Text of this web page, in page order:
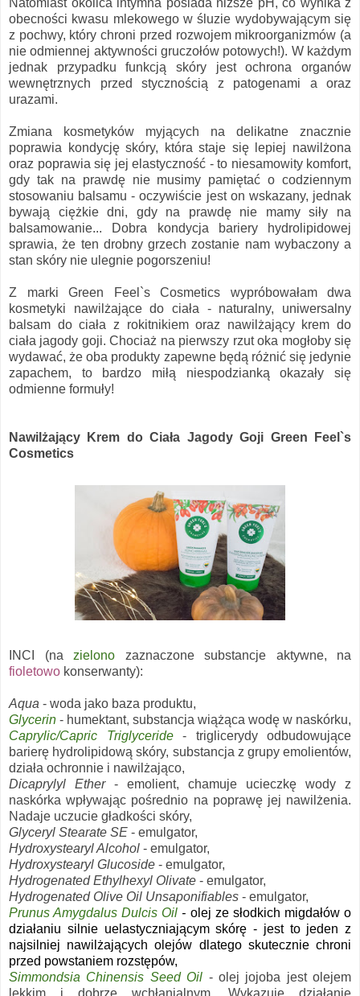
Natomiast okolica intymna posiada niższe pH, co wynika z
obecności kwasu mlekowego w śluzie wydobywającym się
z pochwy, który chroni przed rozwojem mikroorganizmów (a
nie odmiennej aktywności gruczołów potowych!). W każdym
jednak przypadku funkcją skóry jest ochrona organów
wewnętrznych przed stycznością z patogenami a oraz
urazami.
Zmiana kosmetyków myjących na delikatne znacznie
poprawia kondycję skóry, która staje się lepiej nawilżona
oraz poprawia się jej elastyczność - to niesamowity komfort,
gdy tak na prawdę nie musimy pamiętać o codziennym
stosowaniu balsamu - oczywiście jest on wskazany, jednak
bywają ciężkie dni, gdy na prawdę nie mamy siły na
balsamowanie... Dobra kondycja bariery hydrolipidowej
sprawia, że ten drobny grzech zostanie nam wybaczony a
stan skóry nie ulegnie pogorszeniu!
Z marki Green Feel`s Cosmetics wypróbowałam dwa
kosmetyki nawilżające do ciała - naturalny, uniwersalny
balsam do ciała z rokitnikiem oraz nawilżający krem do
ciała jagody goji. Chociaż na pierwszy rzut oka mogłoby się
wydawać, że oba produkty zapewne będą różnić się jedynie
zapachem, to bardzo miłą niespodzianką okazały się
odmienne formuły!
Nawilżający Krem do Ciała Jagody Goji Green Feel`s
Cosmetics
INCI (na zielono zaznaczone substancje aktywne, na
fioletowo konserwanty):
Aqua - woda jako baza produktu,
Glycerin - humektant, substancja wiążąca wodę w naskórku,
Caprylic/Capric Triglyceride- triglicerydy odbudowujące
barierę hydrolipidową skóry, substancja z grupy emolientów,
działa ochronnie i nawilżająco,
Dicaprylyl Ether - emolient, chamuje ucieczkę wody z
naskórka wpływając pośrednio na poprawę jej nawilżenia.
Nadaje uczucie gładkości skóry,
Glyceryl Stearate SE - emulgator,
Hydroxystearyl Alcohol - emulgator,
Hydroxystearyl Glucoside - emulgator,
Hydrogenated Ethylhexyl Olivate - emulgator,
Hydrogenated Olive Oil Unsaponifiables - emulgator,
Prunus Amygdalus Dulcis Oil - olej ze słodkich migdałów o
działaniu silnie uelastyczniającym skórę - jest to jeden z
najsilniej nawilżających olejów dlatego skutecznie chroni
przed powstaniem rozstępów,
Simmondsia Chinensis Seed Oil - olej jojoba jest olejem
lekkim i dobrze wchłanialnym. Wykazuje działanie